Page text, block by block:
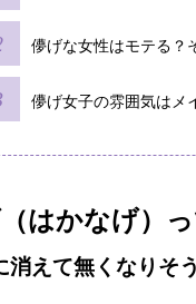
儚げな女性はモテる？
儚げ女子の雰囲気はメ
はかなげ）
消えて無くなりそ